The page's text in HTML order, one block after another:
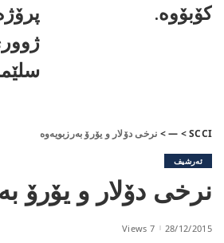
کۆبۆوە.
SCCI
>
—
> نرخی دۆلار و یۆرۆ بەرزبویەوە
ئەرشیف
نرخی دۆلار و یۆرۆ
28/12/2015
7 Views